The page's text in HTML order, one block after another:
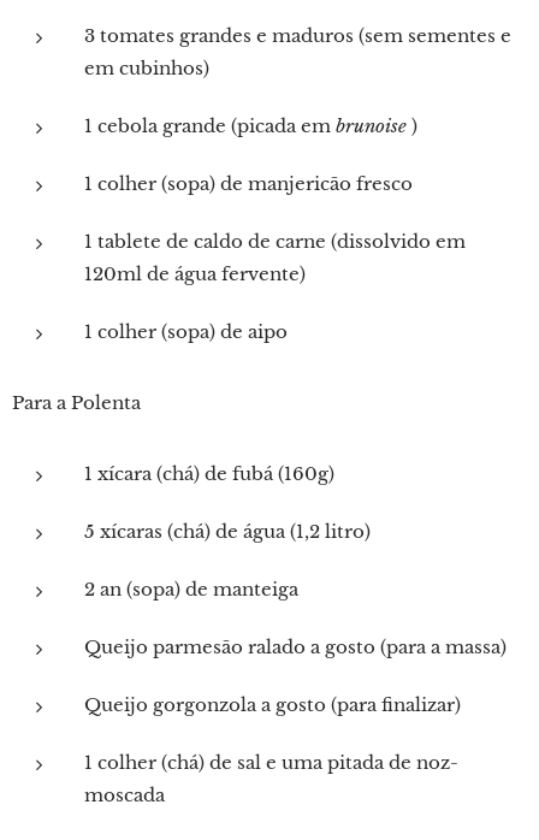
3 tomates grandes e maduros (sem sementes e
em cubinhos)
1 cebola grande (picada em brunoise )
1 colher (sopa) de manjericão fresco
1 tablete de caldo de carne (dissolvido em
120ml de água fervente)
1 colher (sopa) de aipo
Para a Polenta
1 xícara (chá) de fubá (160g)
5 xícaras (chá) de água (1,2 litro)
2 an (sopa) de manteiga
Queijo parmesão ralado a gosto (para a massa)
Queijo gorgonzola a gosto (para finalizar)
1 colher (chá) de sal e uma pitada de noz-
moscada